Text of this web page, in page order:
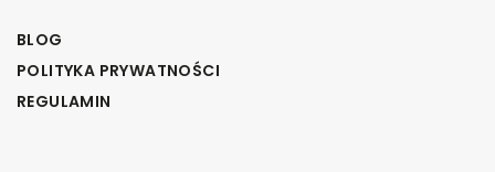
BLOG
POLITYKA PRYWATNOŚCI
REGULAMIN